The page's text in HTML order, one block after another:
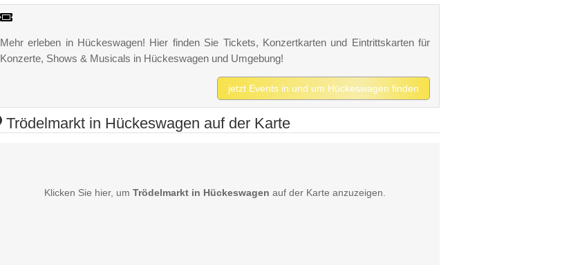
Mehr erleben in Hückeswagen! Hier finden Sie Tickets, Konzertkarten und Eintrittskarten für
Konzerte, Shows & Musicals in Hückeswagen und Umgebung!
jetzt Events in und um Hückeswagen finden
Trödelmarkt in Hückeswagen auf der Karte
Klicken Sie hier, um Trödelmarkt in Hückeswagen auf der Karte anzuzeigen.